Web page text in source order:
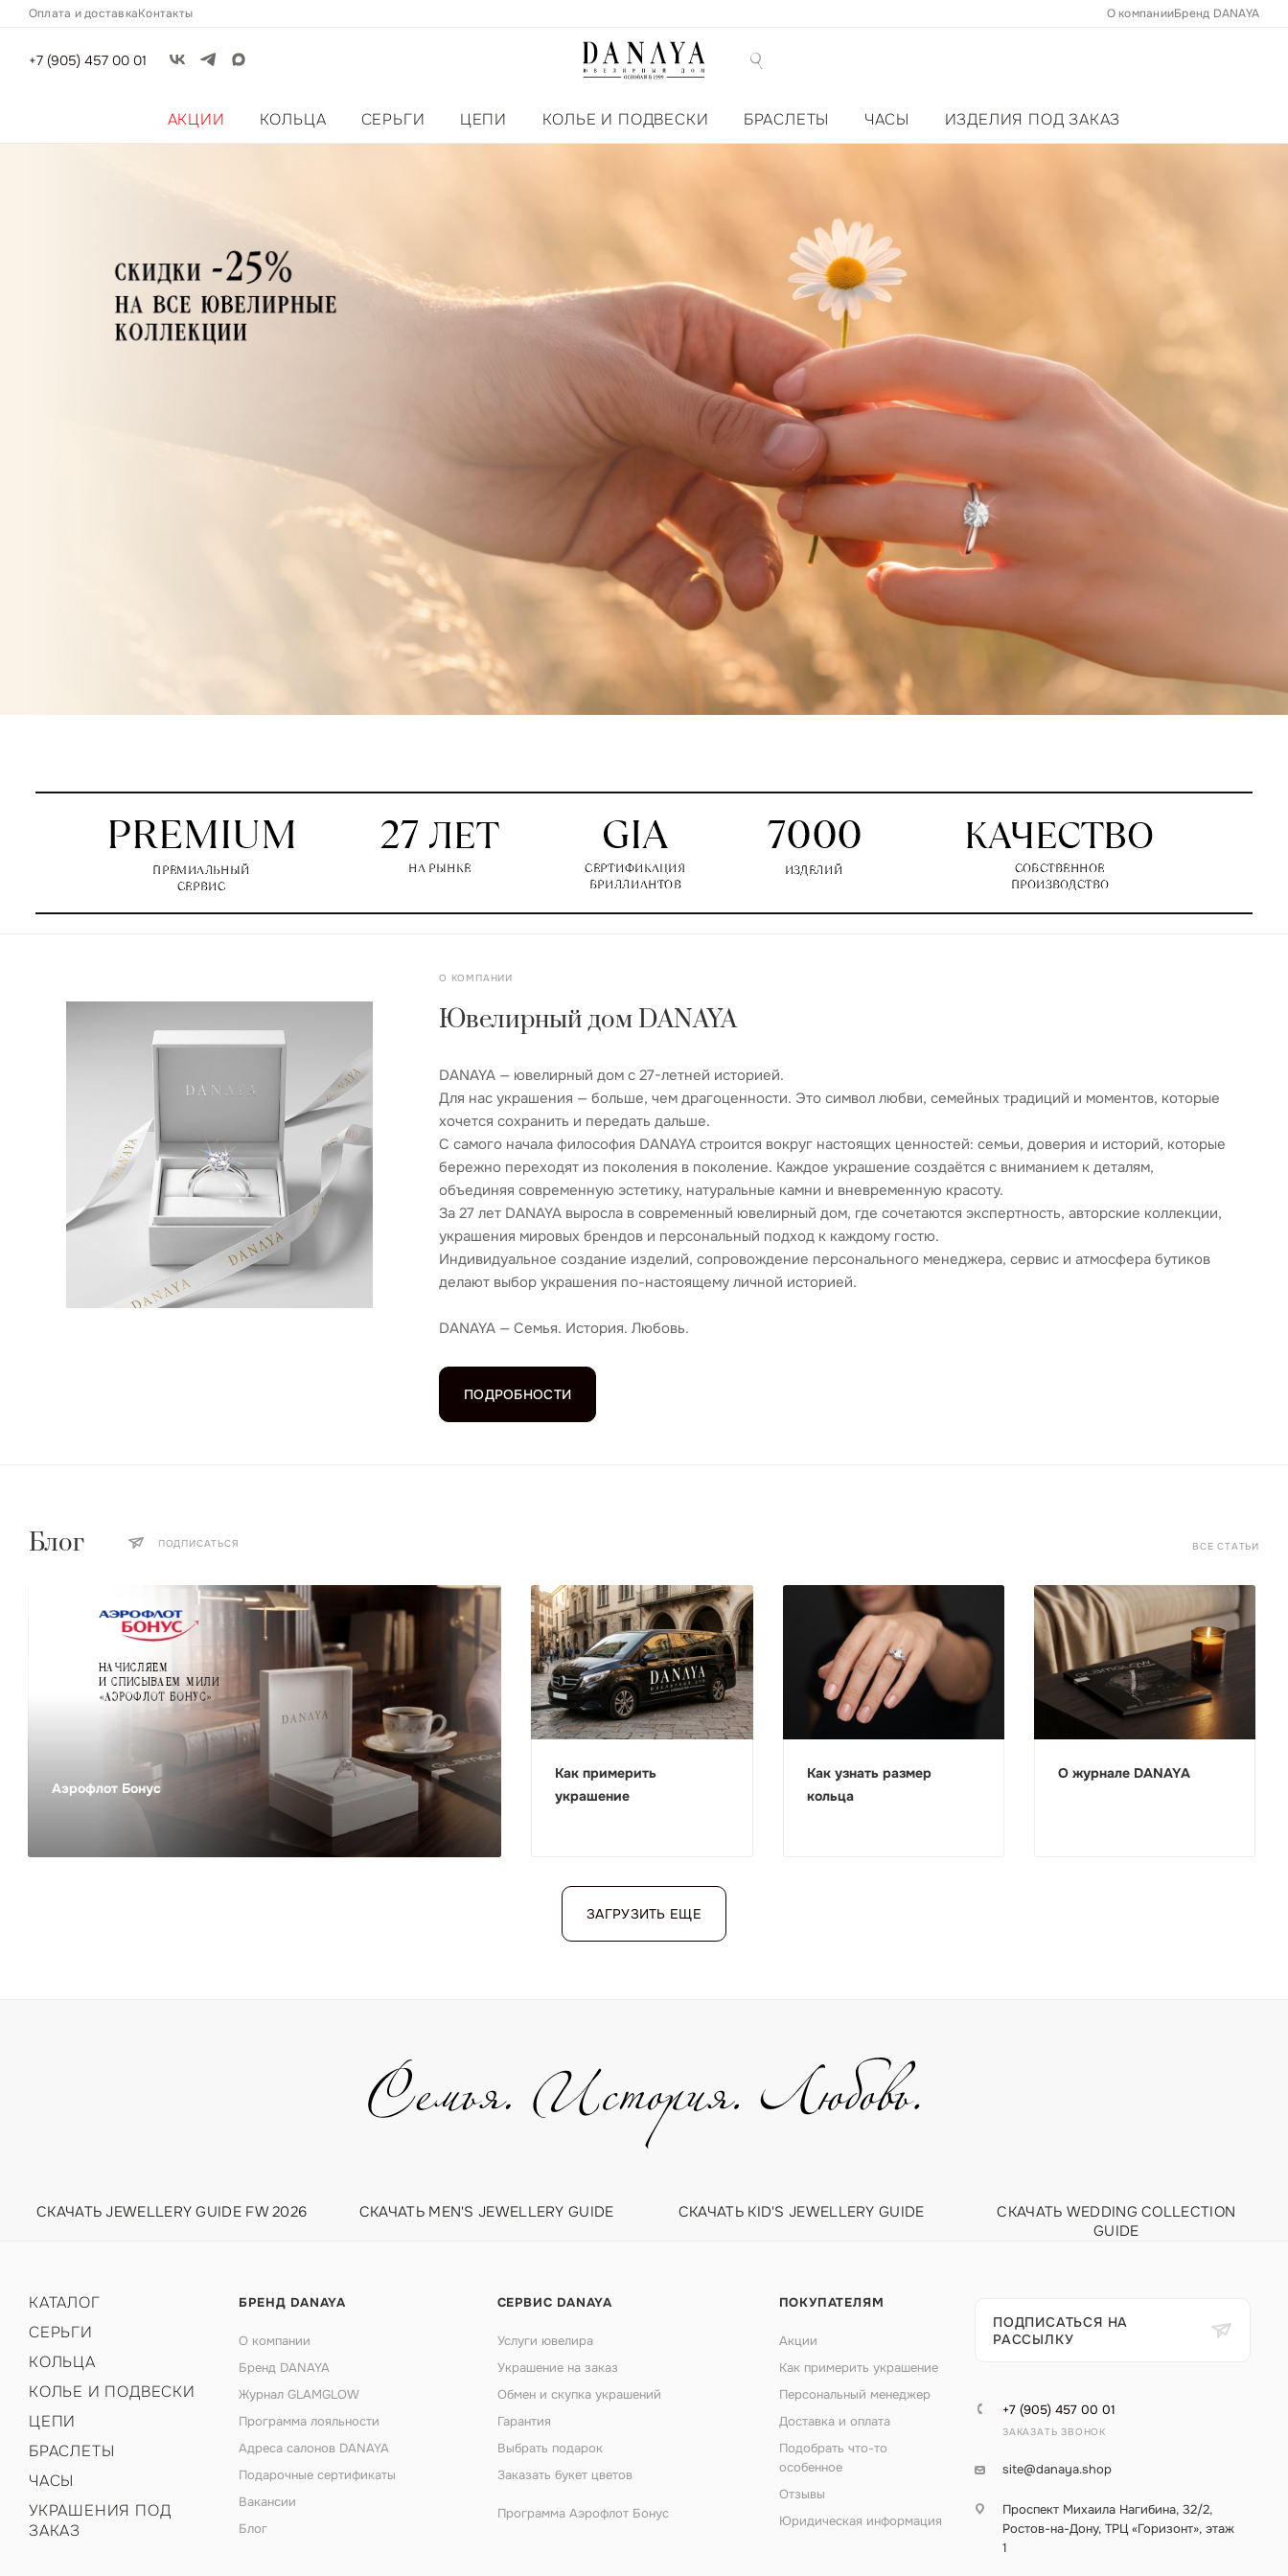
Оплата и доставкаКонтакты О компанииБренд DANAYA
+7 (905) 457 00 01
АКЦИИ КОЛЬЦА СЕРЬГИ ЦЕПИ КОЛЬЕ И ПОДВЕСКИ БРАСЛЕТЫ ЧАСЫ ИЗДЕЛИЯ ПОД ЗАКАЗ
О КОМПАНИИ
Ювелирный дом DANAYA
DANAYA — ювелирный дом с 27-летней историей.
Для нас украшения — больше, чем драгоценности. Это символ любви, семейных традиций и моментов, которые
хочется сохранить и передать дальше.
С самого начала философия DANAYA строится вокруг настоящих ценностей: семьи, доверия и историй, которые
бережно переходят из поколения в поколение. Каждое украшение создаётся с вниманием к деталям,
объединяя современную эстетику, натуральные камни и вневременную красоту.
За 27 лет DANAYA выросла в современный ювелирный дом, где сочетаются экспертность, авторские коллекции,
украшения мировых брендов и персональный подход к каждому гостю.
Индивидуальное создание изделий, сопровождение персонального менеджера, сервис и атмосфера бутиков
делают выбор украшения по-настоящему личной историей.
DANAYA — Семья. История. Любовь.
ПОДРОБНОСТИ
Блог ПОДПИСАТЬСЯ ВСЕ СТАТЬИ
Аэрофлот Бонус
Как примерить
украшение
Как узнать размер
кольца
О журнале DANAYA
ЗАГРУЗИТЬ ЕЩЕ
СКАЧАТЬ JEWELLERY GUIDE FW 2026 СКАЧАТЬ MEN'S JEWELLERY GUIDE СКАЧАТЬ KID'S JEWELLERY GUIDE
СКАЧАТЬ WEDDING COLLECTION
GUIDE
КАТАЛОГ
СЕРЬГИ
КОЛЬЦА
КОЛЬЕ И ПОДВЕСКИ
ЦЕПИ
БРАСЛЕТЫ
ЧАСЫ
УКРАШЕНИЯ ПОД
ЗАКАЗ
БРЕНД DANAYA
О компании
Бренд DANAYA
Журнал GLAMGLOW
Программа лояльности
Адреса салонов DANAYA
Подарочные сертификаты
Вакансии
Блог
СЕРВИС DANAYA
Услуги ювелира
Украшение на заказ
Обмен и скупка украшений
Гарантия
Выбрать подарок
Заказать букет цветов
Программа Аэрофлот Бонус
ПОКУПАТЕЛЯМ
Акции
Как примерить украшение
Персональный менеджер
Доставка и оплата
Подобрать что-то
особенное
Отзывы
Юридическая информация
ПОДПИСАТЬСЯ НА
РАССЫЛКУ
+7 (905) 457 00 01
ЗАКАЗАТЬ ЗВОНОК
site@danaya.shop
Проспект Михаила Нагибина, 32/2,
Ростов-на-Дону, ТРЦ «Горизонт», этаж
1